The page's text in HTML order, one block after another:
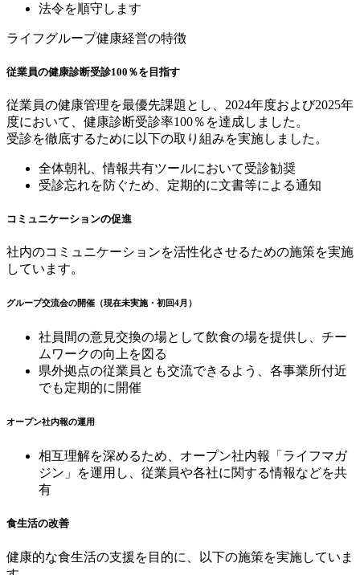
法令を順守します
ライフグループ健康経営の特徴
従業員の健康診断受診100％を目指す
従業員の健康管理を最優先課題とし、2024年度および2025年
度において、健康診断受診率100％を達成しました。
受診を徹底するために以下の取り組みを実施しました。
全体朝礼、情報共有ツールにおいて受診勧奨
受診忘れを防ぐため、定期的に文書等による通知
コミュニケーションの促進
社内のコミュニケーションを活性化させるための施策を実施
しています。
グループ交流会の開催（現在未実施・初回4月）
社員間の意見交換の場として飲食の場を提供し、チー
ムワークの向上を図る
県外拠点の従業員とも交流できるよう、各事業所付近
でも定期的に開催
オープン社内報の運用
相互理解を深めるため、オープン社内報「ライフマガ
ジン」を運用し、従業員や各社に関する情報などを共
有
食生活の改善
健康的な食生活の支援を目的に、以下の施策を実施していま